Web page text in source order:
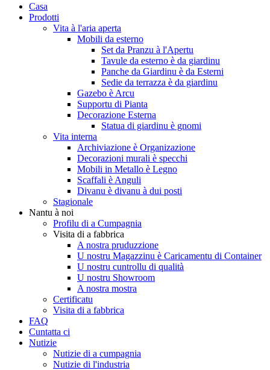
Casa
Prodotti
Vita à l'aria aperta
Mobili da esterno
Set da Pranzu à l'Apertu
Tavule da esterno è da giardinu
Panche da Giardinu è da Esterni
Sedie da terrazza è da giardinu
Gazebo è Arcu
Supportu di Pianta
Decorazione Esterna
Statua di giardinu è gnomi
Vita interna
Archiviazione è Organizazione
Decorazioni murali è specchi
Mobili in Metallo è Legno
Scaffali è Anguli
Divanu è divanu à dui posti
Stagionale
Nantu à noi
Profilu di a Cumpagnia
Visita di a fabbrica
A nostra pruduzzione
U nostru Magazzinu è Caricamentu di Container
U nostru cuntrollu di qualità
U nostru Showroom
A nostra mostra
Certificatu
Visita di a fabbrica
FAQ
Cuntatta ci
Nutizie
Nutizie di a cumpagnia
Nutizie di l'industria